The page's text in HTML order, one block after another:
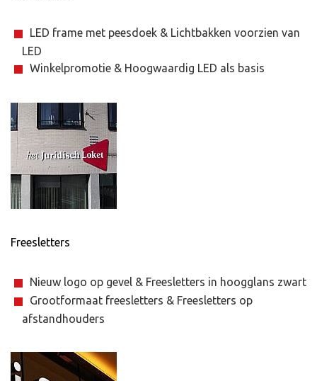
LED frame met peesdoek & Lichtbakken voorzien van
LED
Winkelpromotie & Hoogwaardig LED als basis
Freesletters
Nieuw logo op gevel & Freesletters in hoogglans zwart
Grootformaat freesletters & Freesletters op
afstandhouders